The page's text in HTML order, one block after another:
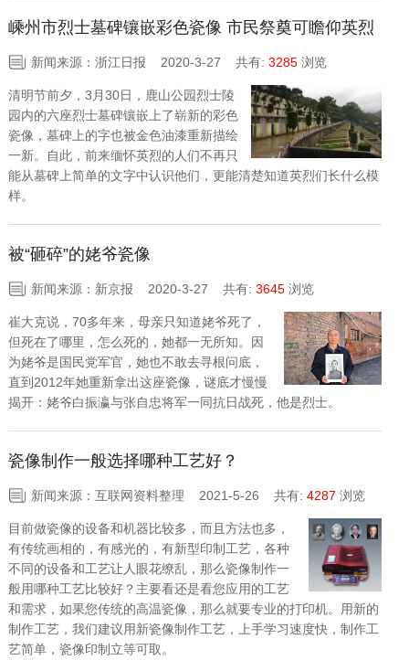
嵊州市烈士墓碑镶嵌彩色瓷像 市民祭奠可瞻仰英烈
遗容了
新闻来源：浙江日报 2020-3-27 共有: 3285浏览
清明节前夕，3月30日，鹿山公园烈士陵
园内的六座烈士墓碑镶嵌上了崭新的彩色
瓷像，墓碑上的字也被金色油漆重新描绘
一新。自此，前来缅怀英烈的人们不再只
能从墓碑上简单的文字中认识他们，更能清楚知道英烈们长什么模
样。
被“砸碎”的姥爷瓷像
新闻来源：新京报 2020-3-27 共有: 3645浏览
崔大克说，70多年来，母亲只知道姥爷死了，
但死在了哪里，怎么死的，她都一无所知。因
为姥爷是国民党军官，她也不敢去寻根问底，
直到2012年她重新拿出这座瓷像，谜底才慢慢
揭开：姥爷白振瀛与张自忠将军一同抗日战死，他是烈士。
瓷像制作一般选择哪种工艺好？
新闻来源：互联网资料整理 2021-5-26 共有: 4287 浏览
目前做瓷像的设备和机器比较多，而且方法也多，
有传统画相的，有感光的，有新型印制工艺，各种
不同的设备和工艺让人眼花缭乱，那么瓷像制作一
般用哪种工艺比较好？主要看还是看您应用的工艺
和需求，如果您传统的高温瓷像，那么就要专业的打印机。用新的
制作工艺，我们建议用新瓷像制作工艺，上手学习速度快，制作工
艺简单，瓷像印制立等可取。